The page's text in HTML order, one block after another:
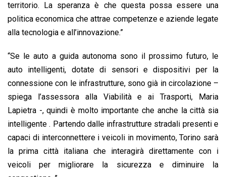
territorio. La speranza è che questa possa essere una
politica economica che attrae competenze e aziende legate
alla tecnologia e all’innovazione.”
“Se le auto a guida autonoma sono il prossimo futuro, le
auto intelligenti, dotate di sensori e dispositivi per la
connessione con le infrastrutture, sono già in circolazione –
spiega l’assessora alla Viabilità e ai Trasporti, Maria
Lapietra -, quindi è molto importante che anche la città sia
intelligente . Partendo dalle infrastrutture stradali presenti e
capaci di interconnettere i veicoli in movimento, Torino sarà
la prima città italiana che interagirà direttamente con i
veicoli per migliorare la sicurezza e diminuire la